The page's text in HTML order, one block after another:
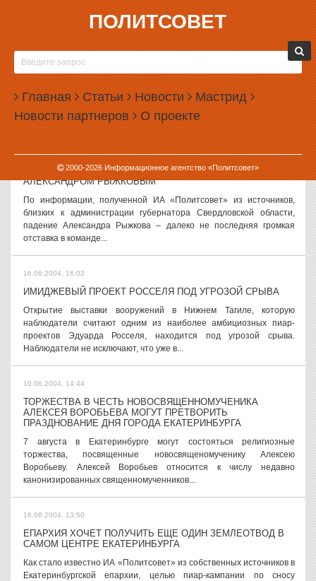
ПОЛИТСОВЕТ
Главная Статьи Новости Мастрид
Новости партнеров О проекте
2000-2026Информационное агентство «Политсовет»
16.06.2004, 17:04
ПОСПЕШИШЬ – ЛЮДЕЙ НАСМЕШИШЬ 2
Заместитель руководителя администрации губернатора
Свердловской области, директор департамента информационной
политики губернатора Александр Рыжков, который, после
головокружительного карьерного...
16.06.2004, 16:30
АЛЕКСЕЙ ВОРОБЬЕВ МОЖЕТ ПОСЛЕДОВАТЬ ЗА
АЛЕКСАНДРОМ РЫЖКОВЫМ
По информации, полученной ИА «Политсовет» из источников,
близких к администрации губернатора Свердловской области,
падение Александра Рыжкова – далеко не последняя громкая
отставка в команде...
16.06.2004, 16:02
ИМИДЖЕВЫЙ ПРОЕКТ РОССЕЛЯ ПОД УГРОЗОЙ СРЫВА
Открытие выставки вооружений в Нижнем Тагиле, которую
наблюдатели считают одним из наиболее амбициозных пиар-
проектов Эдуарда Росселя, находится под угрозой срыва.
Наблюдатели не исключают, что уже в...
16.06.2004, 14:44
ТОРЖЕСТВА В ЧЕСТЬ НОВОСВЯЩЕННОМУЧЕНИКА
АЛЕКСЕЯ ВОРОБЬЕВА МОГУТ ПРЕТВОРИТЬ
ПРАЗДНОВАНИЕ ДНЯ ГОРОДА ЕКАТЕРИНБУРГА
7 августа в Екатеринбурге могут состояться религиозные
торжества, посвященные новосвященомученику Алексею
Воробьеву. Алексей Воробьев относится к числу недавно
канонизированных священномученников...
16.06.2004, 13:50
ЕПАРХИЯ ХОЧЕТ ПОЛУЧИТЬ ЕЩЕ ОДИН ЗЕМЛЕОТВОД В
САМОМ ЦЕНТРЕ ЕКАТЕРИНБУРГА
Как стало известно ИА «Политсовет» из собственных источников в
Екатеринбургской епархии, целью пиар-кампании по сносу